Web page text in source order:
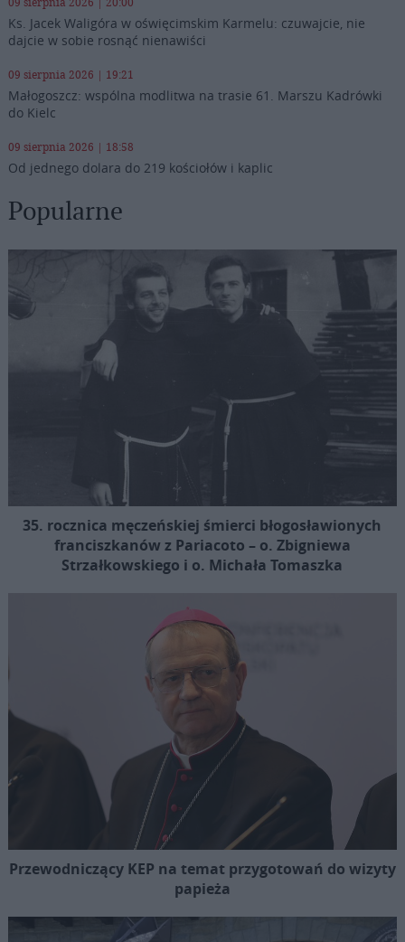
Ks. Jacek Waligóra w oświęcimskim Karmelu: czuwajcie, nie
dajcie w sobie rosnąć nienawiści
09 sierpnia 2026 | 19:21
Małogoszcz: wspólna modlitwa na trasie 61. Marszu Kadrówki
do Kielc
09 sierpnia 2026 | 18:58
Od jednego dolara do 219 kościołów i kaplic
Popularne
35. rocznica męczeńskiej śmierci błogosławionych
franciszkanów z Pariacoto – o. Zbigniewa
Strzałkowskiego i o. Michała Tomaszka
Przewodniczący KEP na temat przygotowań do wizyty
papieża